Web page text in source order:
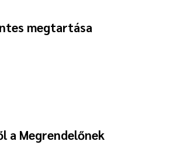
megtartása
Megrendelőnek